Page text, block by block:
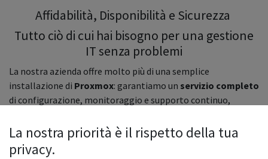
Affidabilità, Disponibilità e Sicurezza
Tutto ciò di cui hai bisogno per una gestione
IT senza problemi
La nostra azienda offre molto più di una semplice
installazione di Proxmox: garantiamo un servizio completo
di configurazione, monitoraggio e supporto continuo,
infrastruttura virtuale.
Proxmox è una piattaforma open-source avanzata per la
La nostra priorità è il rispetto della tua
privacy.